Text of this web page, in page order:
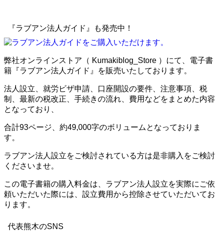
『ラブアン法人ガイド』も発売中！
弊社オンラインストア（ Kumakiblog_Store ）にて、電子書
籍『ラブアン法人ガイド』を販売いたしております。
法人設立、就労ビザ申請、口座開設の要件、注意事項、税
制、最新の税改正、手続きの流れ、費用などをまとめた内容
となっており、
合計93ページ、約49,000字のボリュームとなっておりま
す。
ラブアン法人設立をご検討されている方は是非購入をご検討
くださいませ。
この電子書籍の購入料金は、ラブアン法人設立を実際にご依
頼いただいた際には、設立費用から控除させていただいてお
ります。
代表熊木のSNS